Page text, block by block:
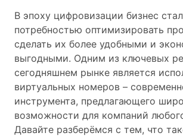
В эпоху цифровизации бизнес
потребностью оптимизировать
сделать их более удобными и
выгодными. Одним из ключевых
сегодняшнем рынке является
виртуальных номеров –
инструмента, предлагающего
возможности для компаний
Давайте разберёмся с тем, что